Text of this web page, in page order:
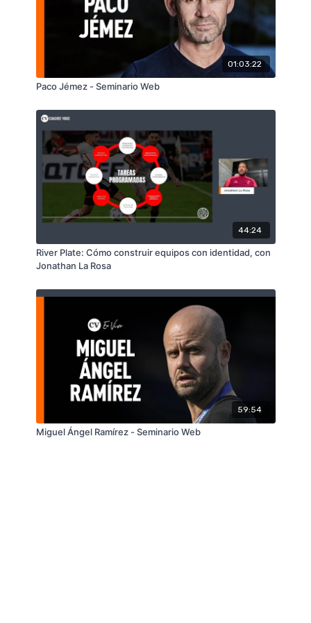
01:03:22
Paco Jémez - Seminario Web
44:24
River Plate: Cómo construir equipos con identidad, con
Jonathan La Rosa
59:54
Miguel Ángel Ramírez - Seminario Web